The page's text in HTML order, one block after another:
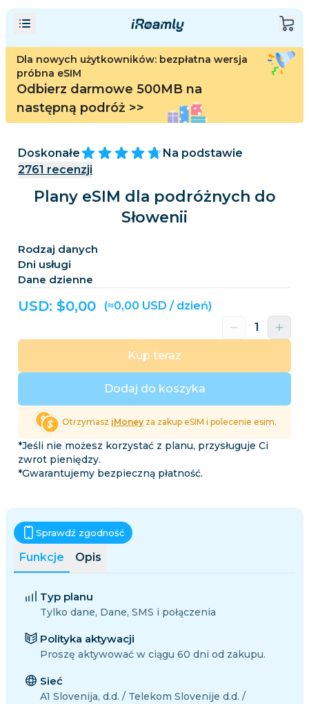
Dla nowych użytkowników: bezpłatna wersja
próbna eSIM
Odbierz darmowe 500MB na
następną podróż >>
Doskonałe
Na podstawie
2761 recenzji
Plany eSIM dla podróżnych do
Słowenii
Rodzaj danych
Dni usługi
Dane dzienne
USD: $0,00 (≈0,00 USD / dzień)
Dodaj do koszyka
Kup teraz
Otrzymasz iMoney za zakup eSIM i polecenie esim.
*Jeśli nie możesz korzystać z planu, przysługuje Ci
zwrot pieniędzy.
*Gwarantujemy bezpieczną płatność.
Funkcje Opis
Sprawdź zgodność
Typ planu
Tylko dane, Dane, SMS i połączenia
Polityka aktywacji
Proszę aktywować w ciągu 60 dni od zakupu.
Sieć
A1 Slovenija, d.d. / Telekom Slovenije d.d. /